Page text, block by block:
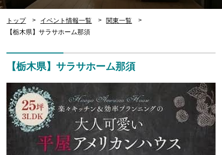
トップ イベント情報一覧
関東一覧
【栃木県】サラサホーム那須
【栃木県】サラサホーム那須